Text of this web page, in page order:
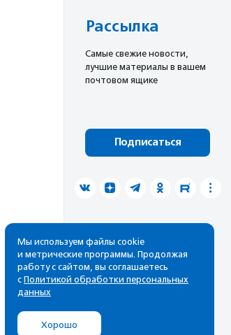
Рассылка
Cамые свежие новости,
лучшие материалы в вашем
почтовом ящике
Подписаться
Мы используем файлы cookie
и метрические программы. Продолжая
работу с сайтом, вы соглашаетесь
с Политикой обработки персональных
данных
Хорошо